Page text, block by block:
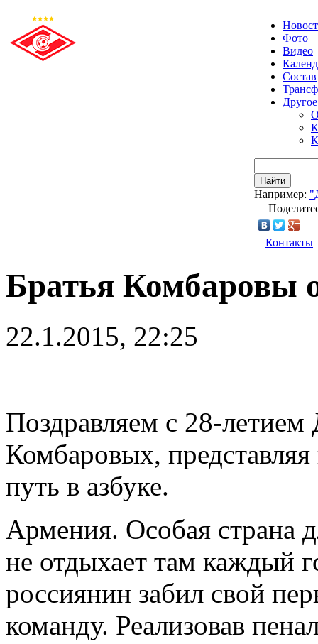
Фото
Видео
Состав
Другое
Найти
Например:
Контакты
Братья Комбаровы
22.1.2015, 22:25
Поздравляем с 28-
Комбаровых,
путь в азбуке.
Армения. Особая страна
не отдыхает там каждый
россиянин забил свой
команду. Реализовав